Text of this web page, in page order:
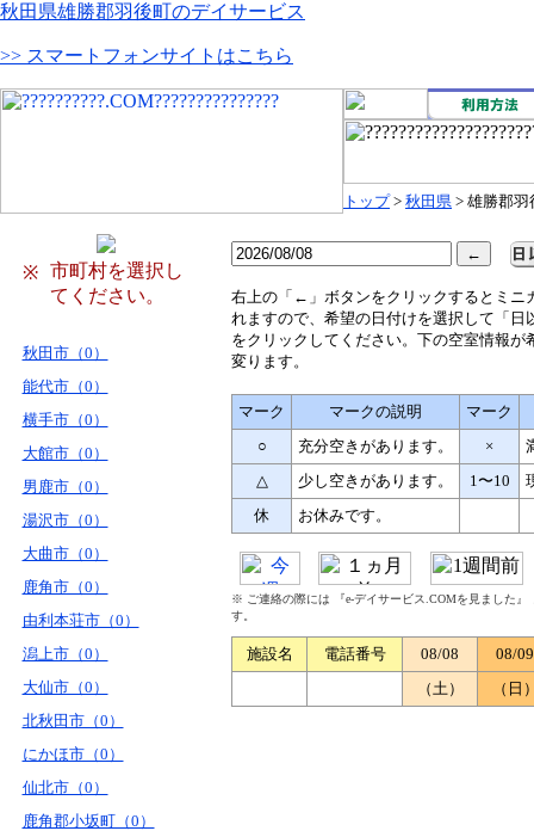
秋田県雄勝郡羽後町のデイサービス
>> スマートフォンサイトはこちら
トップ> 秋田県 > 雄勝郡羽
※
市町村を選択し
てください。
秋田市（0）
能代市（0）
横手市（0）
大館市（0）
男鹿市（0）
湯沢市（0）
大曲市（0）
鹿角市（0）
由利本荘市（0）
潟上市（0）
大仙市（0）
北秋田市（0）
にかほ市（0）
仙北市（0）
鹿角郡小坂町（0）
右上の「←」ボタンをクリックするとミニ
れますので、希望の日付けを選択して「日
をクリックしてください。下の空室情報が
変ります。
マーク マークの説明
マーク
○
充分空きがあります。 ×
△
少し空きがあります。 1〜10
休
お休みです。
※ ご連絡の際には 『e-デイサービス.COMを見ました
す。
施設名 電話番号 08/08
08/09
（土）
（日